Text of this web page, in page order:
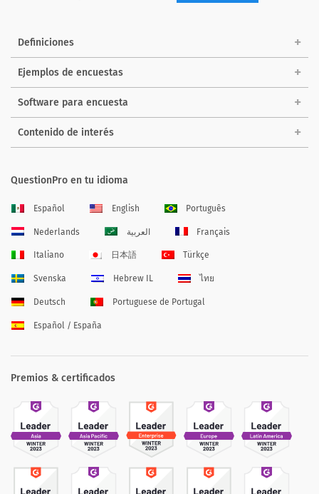
Definiciones
Ejemplos de encuestas
Software para encuesta
Contenido de interés
QuestionPro en tu idioma
Español English Português
Nederlands العربية Français
Italiano 日本語 Türkçe
Svenska Hebrew IL ไทย
Deutsch Portuguese de Portugal
Español / España
Premios & certificados